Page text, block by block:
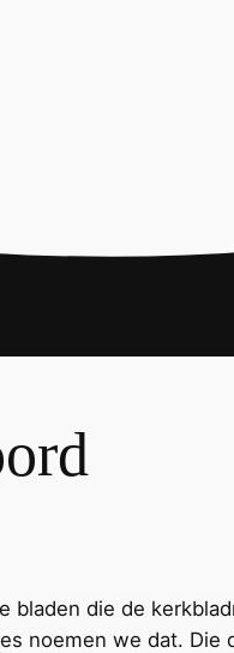
bladen die de
noemen we dat. Die